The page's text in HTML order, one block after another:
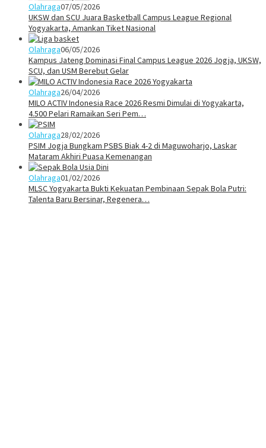
Olahraga07/05/2026
UKSW dan SCU Juara Basketball Campus League Regional
Yogyakarta, Amankan Tiket Nasional
Olahraga06/05/2026
Kampus Jateng Dominasi Final Campus League 2026 Jogja, UKSW,
SCU, dan USM Berebut Gelar
Olahraga26/04/2026
MILO ACTIV Indonesia Race 2026 Resmi Dimulai di Yogyakarta,
4.500 Pelari Ramaikan Seri Pem…
Olahraga28/02/2026
PSIM Jogja Bungkam PSBS Biak 4-2 di Maguwoharjo, Laskar
Mataram Akhiri Puasa Kemenangan
Olahraga01/02/2026
MLSC Yogyakarta Bukti Kekuatan Pembinaan Sepak Bola Putri:
Talenta Baru Bersinar, Regenera…